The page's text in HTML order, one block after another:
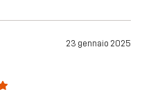
23 gennaio 2025